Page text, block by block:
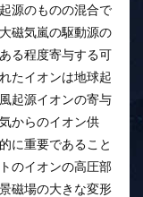
源のものの混合で
磁気嵐の駆動源の
る程度寄与する可
たイオンは地球起
起源イオンの寄与
からのイオン供
に重要であること
のイオンの高圧部
磁場の大きな変形